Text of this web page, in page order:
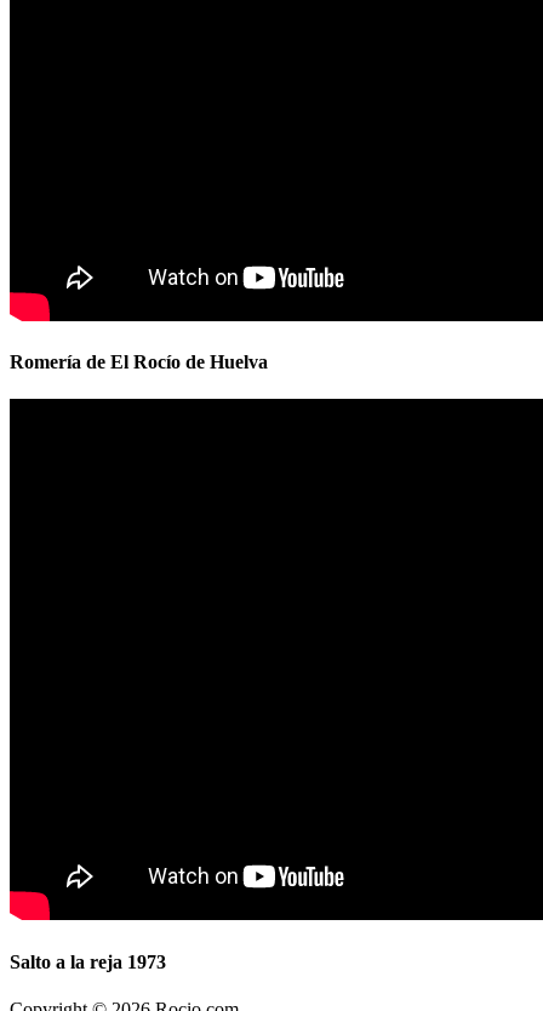
Romería de El Rocío de Huelva
Salto a la reja 1973